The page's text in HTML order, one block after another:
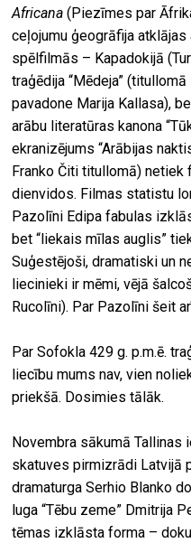
Africana(Piezīmes par
ceļojumu ģeogrāfija
spēlfilmās – Kapadokijā
traģēdija “Mēdeja”
pavadone Marija Kallasa),
arābu literatūras kanona
ekranizējums “Arābijas
Franko Čiti titullomā) netiek
dienvidos. Filmas statistu
Pazolīni Edipa fabulas
bet “liekais mīlas auglis”
Suģestējoši, dramatiski un
liecinieki ir mēmi, vējā
Rucolīni). Par Pazolīni šeit
Par Sofokla 429 g. p.m.ē.
liecību mums nav, vien
priekšā. Dosimies tālāk.
Novembra sākumā Tallinas
skatuves pirmizrādi Latvijā
dramaturga Serhio Blanko
luga “Tēbu zeme” Dmitrija
tēmas izklāsta forma –